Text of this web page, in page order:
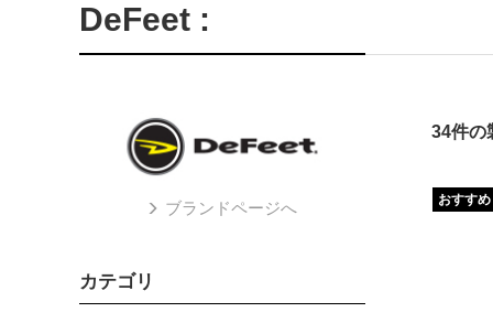
DeFeet :
34件の
おすすめ
ブランドページへ
カテゴリ